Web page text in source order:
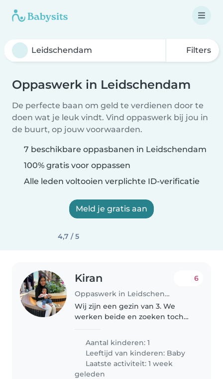
Filters
Oppaswerk in Leidschendam
De perfecte baan om geld te verdienen door te
doen wat je leuk vindt. Vind oppaswerk bij jou in
de buurt, op jouw voorwaarden.
7 beschikbare oppasbanen in Leidschendam
100% gratis voor oppassen
Alle leden voltooien verplichte ID-verificatie
Meld je gratis aan
4,7 / 5
Kiran
Oppaswerk in Leidschendam
6
Wij zijn een gezin van 3. We
werken beide en zoeken toch
kan letten op de baby. Ik werk
grotendeels van huis en heb dus
geen tijd om voor de baby te
zorgen...
Aantal kinderen: 1
Leeftijd van kinderen: Baby
Laatste activiteit: 1 week
geleden